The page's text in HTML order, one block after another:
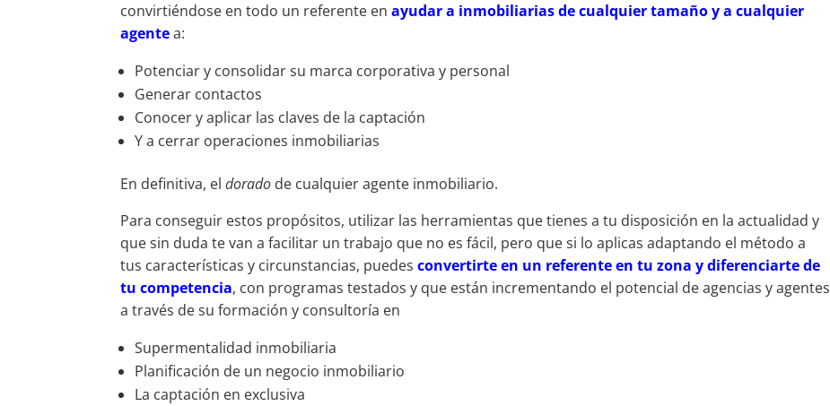
convirtiéndose en todo un referente enayudar a inmobiliarias de cualquier tamaño y a cualquier
agentea:
Potenciar y consolidar su marca corporativa y personal
Generar contactos
Conocer y aplicar las claves de la captación
Y a cerrar operaciones inmobiliarias
En definitiva, eldorado de cualquier agente inmobiliario.
Para conseguir estos propósitos, utilizar las herramientas que tienes a tu disposición en la actualidad y
que sin duda te van a facilitar un trabajo que no es fácil, pero que si lo aplicas adaptando el método a
tus características y circunstancias, puedesconvertirte en un referente en tu zona y diferenciarte de
tu competencia, con programas testados y que están incrementando el potencial de agencias y agentes
a través de su formación y consultoría en
Supermentalidad inmobiliaria
Planificación de un negocio inmobiliario
La captación en exclusiva